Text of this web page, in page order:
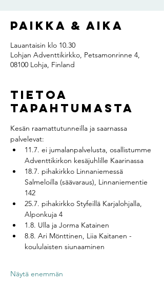
Paikka & aika
Lauantaisin klo 10.30
Lohjan Adventtikirkko, Petsamonrinne 4,
08100 Lohja, Finland
Tietoa
tapahtumasta
Kesän raamattutunneilla ja saarnassa
palvelevat:
11.7. ei jumalanpalvelusta, osallistumme
Adventtikirkon kesäjuhlille Kaarinassa
18.7. pihakirkko Linnaniemessä
Salmeloilla (säävaraus), Linnaniementie
142
25.7. pihakirkko Styfeillä Karjalohjalla,
Alponkuja 4
1.8. Ulla ja Jorma Katainen
8.8. Ari Mönttinen, Liia Kaitanen -
koululaisten siunaaminen
Näytä enemmän